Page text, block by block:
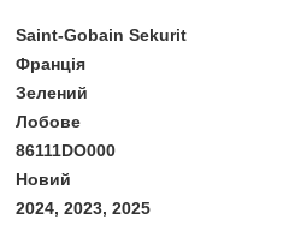
Saint-Gobain Sekurit
Франція
Зелений
Лобове
86111DO000
Новий
2024, 2023, 2025